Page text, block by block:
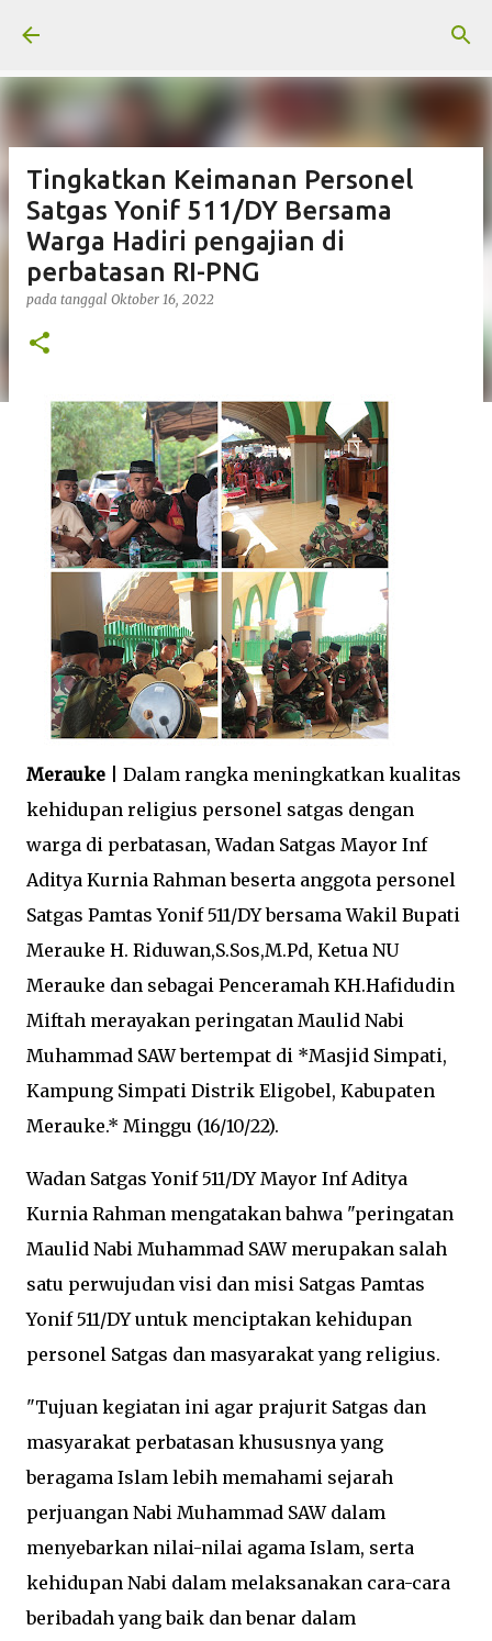
Tingkatkan Keimanan Personel
Satgas Yonif 511/DY Bersama
Warga Hadiri pengajian di
perbatasan RI-PNG
pada tanggal Oktober 16, 2022
Merauke | Dalam rangka meningkatkan kualitas
kehidupan religius personel satgas dengan
warga di perbatasan, Wadan Satgas Mayor Inf
Aditya Kurnia Rahman beserta anggota personel
Satgas Pamtas Yonif 511/DY bersama Wakil Bupati
Merauke H. Riduwan,S.Sos,M.Pd, Ketua NU
Merauke dan sebagai Penceramah KH.Hafidudin
Miftah merayakan peringatan Maulid Nabi
Muhammad SAW bertempat di *Masjid Simpati,
Kampung Simpati Distrik Eligobel, Kabupaten
Merauke.* Minggu (16/10/22).
Wadan Satgas Yonif 511/DY Mayor Inf Aditya
Kurnia Rahman mengatakan bahwa "peringatan
Maulid Nabi Muhammad SAW merupakan salah
satu perwujudan visi dan misi Satgas Pamtas
Yonif 511/DY untuk menciptakan kehidupan
personel Satgas dan masyarakat yang religius.
"Tujuan kegiatan ini agar prajurit Satgas dan
masyarakat perbatasan khususnya yang
beragama Islam lebih memahami sejarah
perjuangan Nabi Muhammad SAW dalam
menyebarkan nilai-nilai agama Islam, serta
kehidupan Nabi dalam melaksanakan cara-cara
beribadah yang baik dan benar dalam